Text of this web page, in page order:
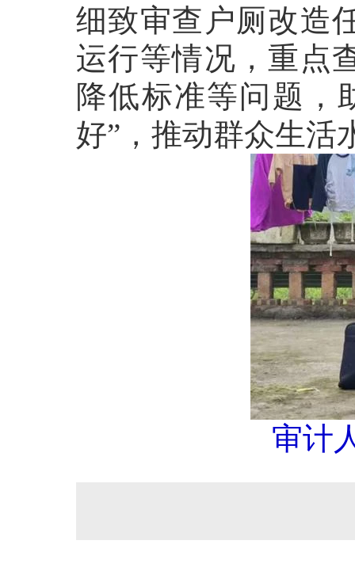
细致审查户厕改造
运行等情况，重点
降低标准等问题，
好”，推动群众生活
审计